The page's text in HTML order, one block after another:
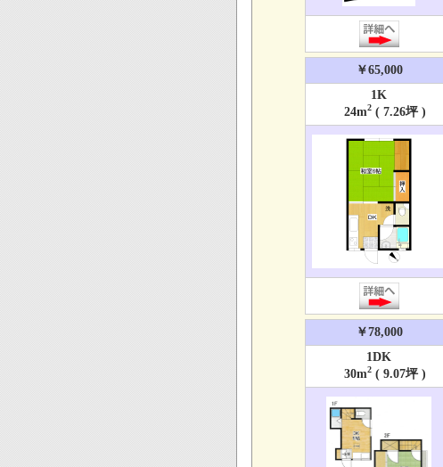
￥65,000
1K
24m2 ( 7.26坪 )
￥78,000
1DK
30m2 ( 9.07坪 )